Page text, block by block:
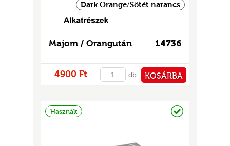
Dark Orange/Sötét narancs
14736
Majom / Orangután
4900 Ft db KOSÁRBA
Használt